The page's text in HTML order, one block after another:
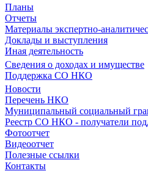
Планы
Отчеты
Материалы экспертно-
Доклады и выступления
Иная деятельность
Сведения о доходах и имуществе
Поддержка СО НКО
Новости
Перечень НКО
Муниципальный социальный
Реестр СО НКО - получатели
Фотоотчет
Видеоотчет
Полезные ссылки
Контакты